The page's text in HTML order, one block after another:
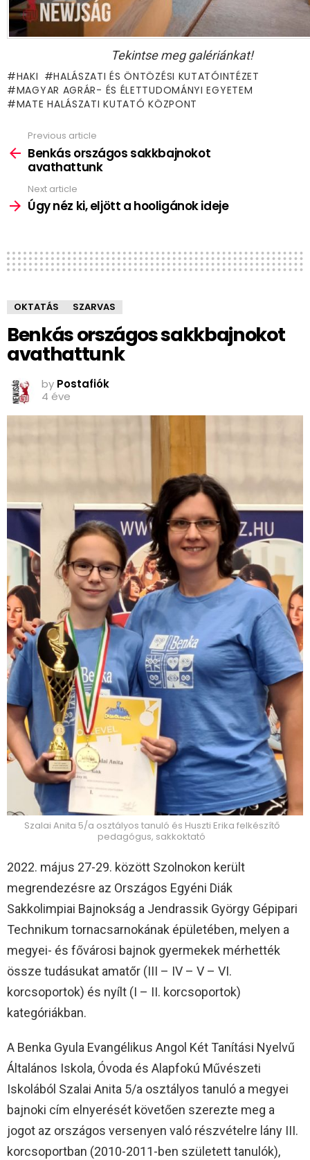
Tekintse meg galériánkat!
HAKI
HALÁSZATI ÉS ÖNTÖZÉSI KUTATÓINTÉZET
MAGYAR AGRÁR- ÉS ÉLETTUDOMÁNYI EGYETEM
MATE HALÁSZATI KUTATÓ KÖZPONT
more
Previous article
Benkás országos sakkbajnokot
avathattunk
Next article
Úgy néz ki, eljött a hooligánok ideje
OKTATÁS SZARVAS
Benkás országos sakkbajnokot
avathattunk
by Postafiók
4 éve
Szalai Anita 5/a osztályos tanuló és Huszti Erika felkészítő
pedagógus, sakkoktató
2022. május 27-29. között Szolnokon került
megrendezésre az Országos Egyéni Diák
Sakkolimpiai Bajnokság a Jendrassik György Gépipari
Technikum tornacsarnokának épületében, melyen a
megyei- és fővárosi bajnok gyermekek mérhették
össze tudásukat amatőr (III – IV – V – VI.
korcsoportok) és nyílt (I – II. korcsoportok)
kategóriákban.
A Benka Gyula Evangélikus Angol Két Tanítási Nyelvű
Általános Iskola, Óvoda és Alapfokú Művészeti
Iskolából Szalai Anita 5/a osztályos tanuló a megyei
bajnoki cím elnyerését követően szerezte meg a
jogot az országos versenyen való részvételre lány III.
korcsoportban (2010-2011-ben született tanulók),